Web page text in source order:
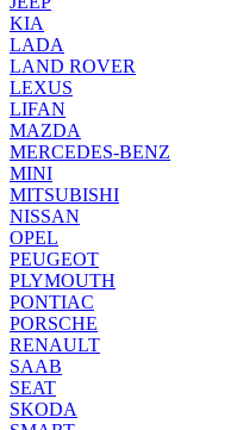
KIA
LADA
LAND ROVER
LEXUS
LIFAN
MAZDA
MERCEDES-BENZ
MINI
MITSUBISHI
NISSAN
OPEL
PEUGEOT
PLYMOUTH
PONTIAC
PORSCHE
RENAULT
SAAB
SEAT
SKODA